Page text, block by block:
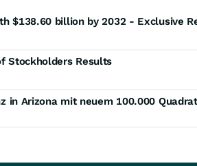
Stockholders Results